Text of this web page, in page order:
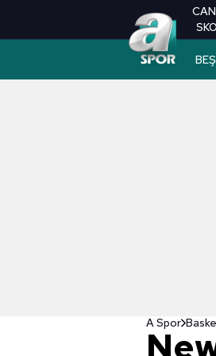
A Spor